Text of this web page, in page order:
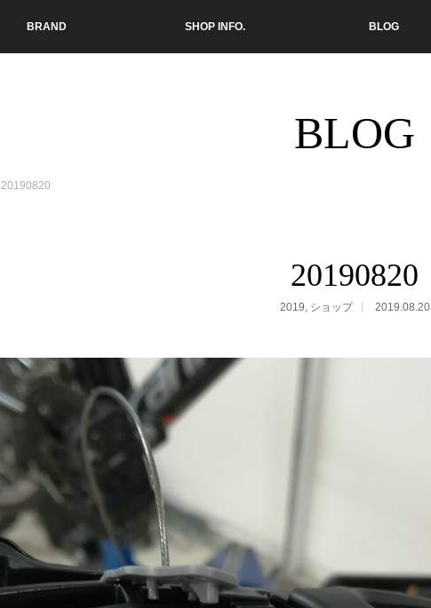
BRAND SHOP INFO. BLOG
BLOG
20190820
20190820
2019, ショップ 2019.08.20